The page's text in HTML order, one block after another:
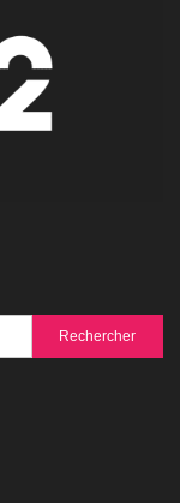
Rechercher :